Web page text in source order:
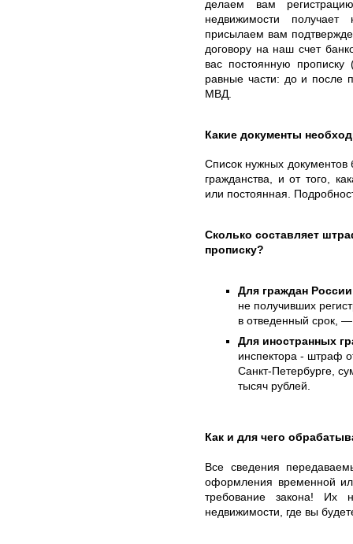
делаем вам
недвижимости
присылаем вам
договору на наш счет
вас постоянную
равные части: до и после
МВД.
Какие документы
Список нужных документов
гражданства, и от того,
или постоянная.
Сколько составляет
прописку?
Для граждан России
не получивших
в отведенный срок,
Для иностранных
инспектора - штраф
Санкт-Петербурге,
тысяч рублей.
Как и для чего
Все сведения
оформления временной
требование закона! Их
недвижимости, где вы